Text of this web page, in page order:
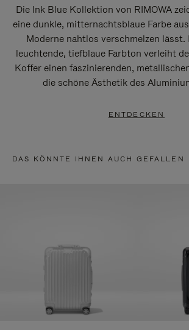
Die Ink Blue Kollektion von RIMOWA
eine dunkle, mitternachtsblaue Farbe
Moderne nahtlos verschmelzen lässt.
leuchtende, tiefblaue Farbton verleiht
Koffer einen faszinierenden,
die schöne Ästhetik des
ENTDECKEN
DAS KÖNNTE IHNEN AUCH GEFALLEN